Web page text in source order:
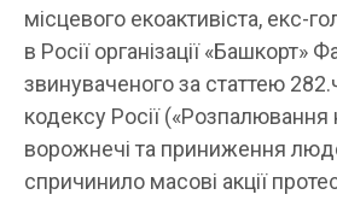
місцевого екоактивіста, екс-
в Росії організації «Башкорт»
звинуваченого за статтею
кодексу Росії («Розпалювання
ворожнечі та приниження
спричинило масові акції